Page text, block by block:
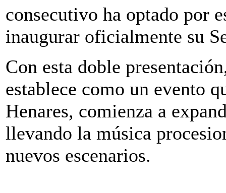
consecutivo ha optado por
inaugurar oficialmente su
Con esta doble
establece como un evento
Henares, comienza a
llevando la música
nuevos escenarios.